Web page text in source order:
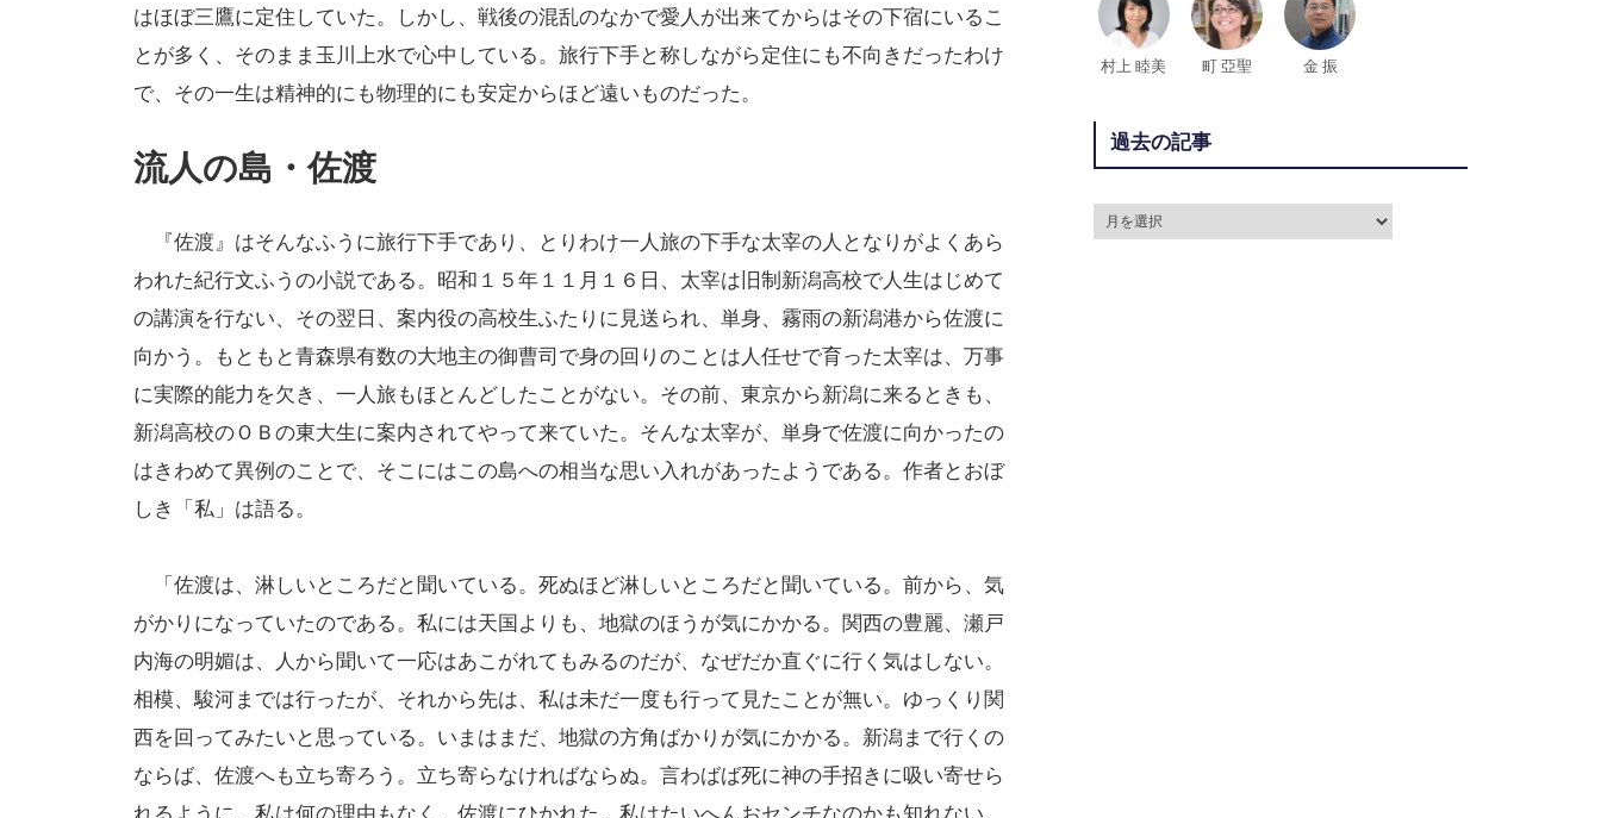
はほぼ三鷹に定住していた。しかし、戦後の混乱のなかで愛人が出来てからはその下宿にいるこ
とが多く、そのまま玉川上水で心中している。旅行下手と称しながら定住にも不向きだったわけ
で、その一生は精神的にも物理的にも安定からほど遠いものだった。
流人の島・佐渡
『佐渡』はそんなふうに旅行下手であり、とりわけ一人旅の下手な太宰の人となりがよくあら
われた紀行文ふうの小説である。昭和１５年１１月１６日、太宰は旧制新潟高校で人生はじめて
の講演を行ない、その翌日、案内役の高校生ふたりに見送られ、単身、霧雨の新潟港から佐渡に
向かう。もともと青森県有数の大地主の御曹司で身の回りのことは人任せで育った太宰は、万事
に実際的能力を欠き、一人旅もほとんどしたことがない。その前、東京から新潟に来るときも、
新潟高校のＯＢの東大生に案内されてやって来ていた。そんな太宰が、単身で佐渡に向かったの
はきわめて異例のことで、そこにはこの島への相当な思い入れがあったようである。作者とおぼ
しき「私」は語る。
「佐渡は、淋しいところだと聞いている。死ぬほど淋しいところだと聞いている。前から、気
がかりになっていたのである。私には天国よりも、地獄のほうが気にかかる。関西の豊麗、瀬戸
内海の明媚は、人から聞いて一応はあこがれてもみるのだが、なぜだか直ぐに行く気はしない。
相模、駿河までは行ったが、それから先は、私は未だ一度も行って見たことが無い。ゆっくり関
西を回ってみたいと思っている。いまはまだ、地獄の方角ばかりが気にかかる。新潟まで行くの
ならば、佐渡へも立ち寄ろう。立ち寄らなければならぬ。言わばば死に神の手招きに吸い寄せら
村上 睦美 町 亞聖 金 振
過去の記事